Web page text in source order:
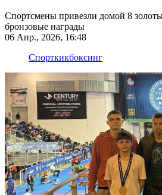
Спортсмены привезли домой 8
бронзовые награды
06 Апр., 2026, 16:48
Спорткикбоксинг